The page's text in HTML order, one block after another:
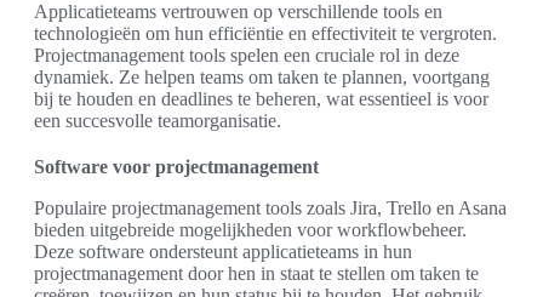
Applicatieteams vertrouwen op verschillende tools en
technologieën om hun efficiëntie en effectiviteit te vergroten.
Projectmanagement tools spelen een cruciale rol in deze
dynamiek. Ze helpen teams om taken te plannen, voortgang
bij te houden en deadlines te beheren, wat essentieel is voor
een succesvolle teamorganisatie.
Software voor projectmanagement
Populaire projectmanagement tools zoals Jira, Trello en Asana
bieden uitgebreide mogelijkheden voor workflowbeheer.
Deze software ondersteunt applicatieteams in hun
projectmanagement door hen in staat te stellen om taken te